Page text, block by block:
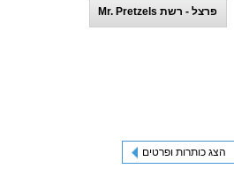
פרצל - רשת Mr. Pretzels
הצג כותרות ופרטים